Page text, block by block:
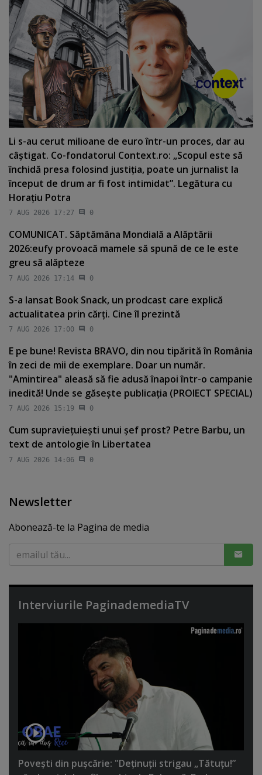
Li s-au cerut milioane de euro într-un proces, dar au
câştigat. Co-fondatorul Context.ro: „Scopul este să
închidă presa folosind justiţia, poate un jurnalist la
început de drum ar fi fost intimidat”. Legătura cu
Horaţiu Potra
7 AUG 2026 17:27 0
COMUNICAT. Săptămâna Mondială a Alăptării
2026:eufy provoacă mamele să spună de ce le este
greu să alăpteze
7 AUG 2026 17:14 0
S-a lansat Book Snack, un prodcast care explică
actualitatea prin cărţi. Cine îl prezintă
7 AUG 2026 17:00 0
E pe bune! Revista BRAVO, din nou tipărită în România
în zeci de mii de exemplare. Doar un număr.
"Amintirea" aleasă să fie adusă înapoi într-o campanie
inedită! Unde se găseşte publicaţia (PROIECT SPECIAL)
7 AUG 2026 15:19 0
Cum supravieţuieşti unui şef prost? Petre Barbu, un
text de antologie în Libertatea
7 AUG 2026 14:06 0
Newsletter
Abonează-te la Pagina de media
Interviurile PaginademediaTV
Poveşti din puşcărie: "Deţinuţii strigau „Tătuţu!”